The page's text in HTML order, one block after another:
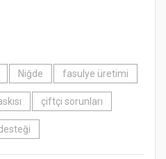
Niğde fasulye üretimi
çiftçi sorunları